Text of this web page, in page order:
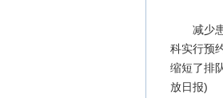
减少患
科实行预
缩短了排
放日报)